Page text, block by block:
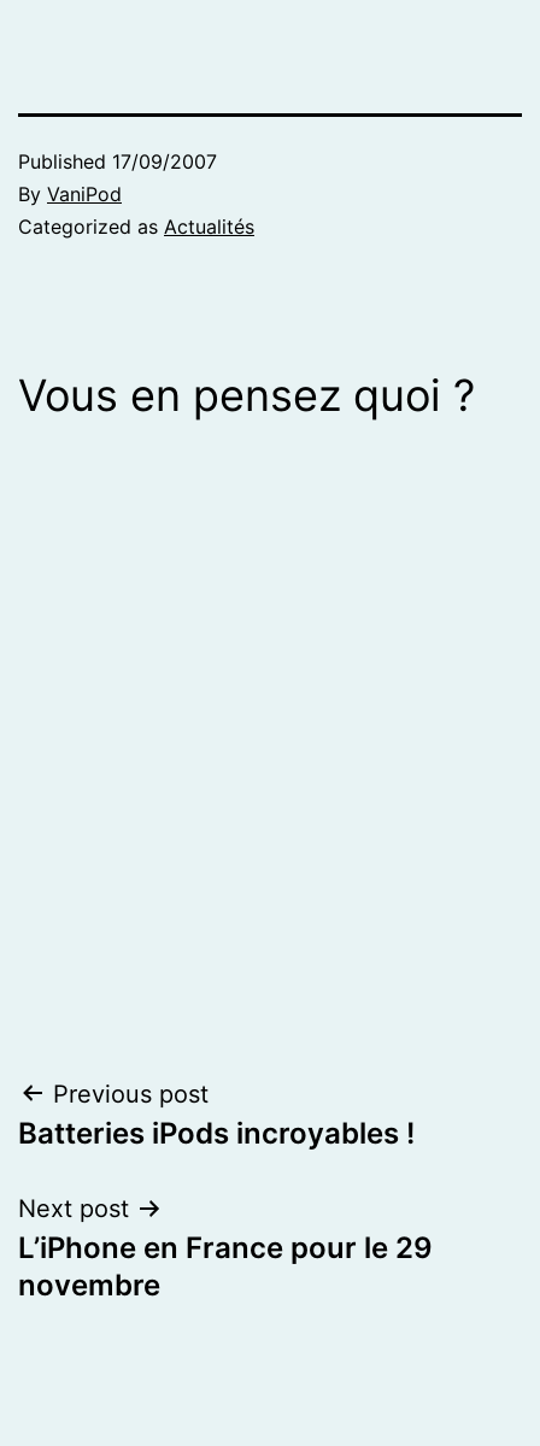
Published 17/09/2007
By VaniPod
Categorized as Actualités
Vous en pensez quoi ?
Post
navigation
Previous post
Batteries iPods incroyables !
Next post
L’iPhone en France pour le 29
novembre